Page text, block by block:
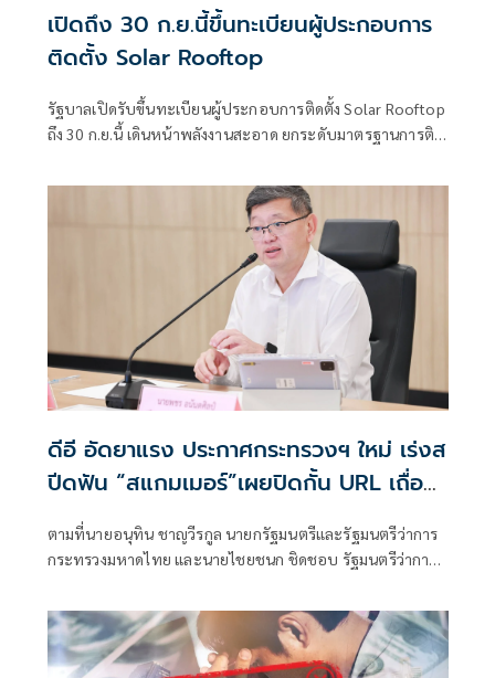
เปิดถึง 30 ก.ย.นี้ขึ้นทะเบียนผู้ประกอบการ
ติดตั้ง Solar Rooftop
รัฐบาลเปิดรับขึ้นทะเบียนผู้ประกอบการติดตั้ง Solar Rooftop
ถึง 30 ก.ย.นี้ เดินหน้าพลังงานสะอาด ยกระดับมาตรฐานการติด
ดีอี อัดยาแรง ประกาศกระทรวงฯ ใหม่ เร่งส
ปีดฟัน “สแกมเมอร์”เผยปิดกั้น URL เถื่อน
แล้วกว่า 8.8 แสนรายการ
ตามที่นายอนุทิน ชาญวีรกูล นายกรัฐมนตรีและรัฐมนตรีว่าการ
กระทรวงมหาดไทย และนายไชยชนก ชิดชอบ รัฐมนตรีว่าการ
ป้องกันและปราบปรามอาชญากรรมออนไลน์ กระทรวงดีอี